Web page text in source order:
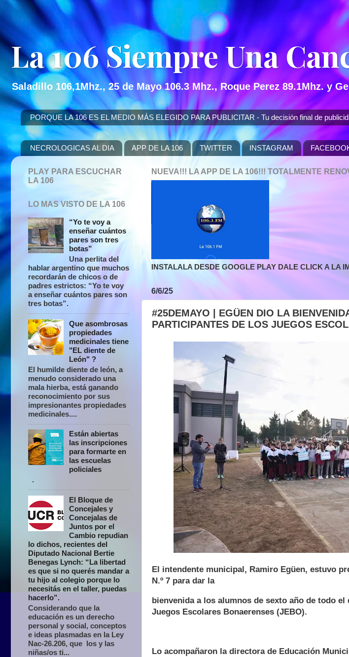
La 106 Siempre Una
Saladillo 106,1Mhz., 25 de Mayo 106.3 Mhz., Roque Perez 89.1Mhz. y
PORQUE LA 106 ES EL MEDIO MÁS ELEGIDO PARA PUBLICITAR - Tu decisión final de
NECROLOGICAS AL DIA APP DE LA 106 TWITTER INSTAGRAM
NUEVA!!! LA APP DE LA 106!!! TOTALMENTE
INSTALALA DESDE GOOGLE PLAY DALE CLICK A LA
6/6/25
#25DEMAYO | EGÜEN DIO LA
PARTICIPANTES DE LOS JUEGOS
El intendente municipal, Ramiro Egüen, estuvo
N.º 7 para dar la
bienvenida a los alumnos de sexto año de todo
Juegos Escolares Bonaerenses (JEBO).
Lo acompañaron la directora de Educación
PLAY PARA ESCUCHAR
LA 106
LO MAS VISTO DE LA 106
“Yo te voy a
enseñar cuántos
pares son tres
botas”
Una perlita del
hablar argentino que muchos
recordarán de chicos o de
padres estrictos: “Yo te voy
a enseñar cuántos pares son
tres botas”.
Que asombrosas
propiedades
medicinales tiene
"EL diente de
León" ?
El humilde diente de león, a
menudo considerado una
mala hierba, está ganando
reconocimiento por sus
impresionantes propiedades
medicinales....
Están abiertas
las inscripciones
para formarte en
las escuelas
policiales
.
El Bloque de
Concejales y
Concejalas de
Juntos por el
Cambio repudian
lo dichos, recientes del
Diputado Nacional Bertie
Benegas Lynch: “La libertad
es que si no querés mandar a
tu hijo al colegio porque lo
necesitás en el taller, puedas
hacerlo”.
Considerando que la
educación es un derecho
personal y social, conceptos
e ideas plasmadas en la Ley
Nac-26.206, que los y las
niñas/os ti...